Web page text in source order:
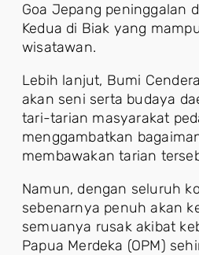
Goa Jepang peninggalan
Kedua di Biak yang
wisatawan.
Lebih lanjut, Bumi
akan seni serta budaya
tari-tarian masyarakat
menggambatkan
membawakan tarian
Namun, dengan seluruh
sebenarnya penuh akan
semuanya rusak akibat
Papua Merdeka (OPM)